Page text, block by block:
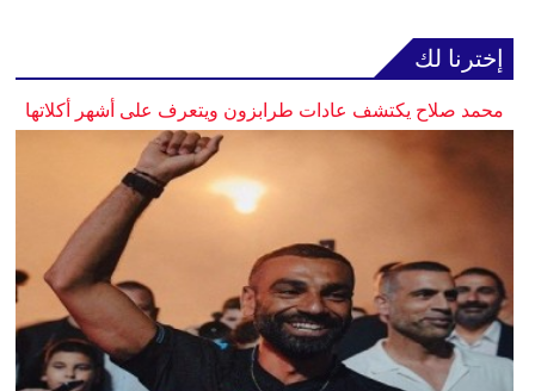
إخترنا لك
محمد صلاح يكتشف عادات طرابزون ويتعرف على أشهر أكلاتها